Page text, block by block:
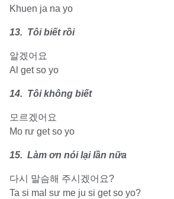
Khuen ja na yo
13. Tôi biết rồi
알겠어요
Al get so yo
14. Tôi không biết
모르겠어요
Mo rư get so yo
15. Làm ơn nói lại lần nữa
다시 말슴해 주시겠어요?
Ta si mal sư me ju si get so yo?